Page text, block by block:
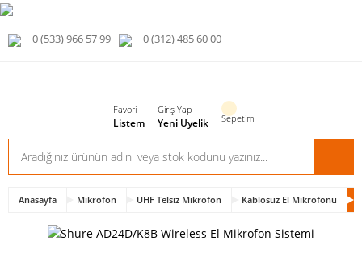
0 (533) 966 57 99 0 (312) 485 60 00
Favori
Listem
Giriş Yap
Yeni Üyelik Sepetim
Anasayfa Mikrofon UHF Telsiz Mikrofon Kablosuz El Mikrofonu